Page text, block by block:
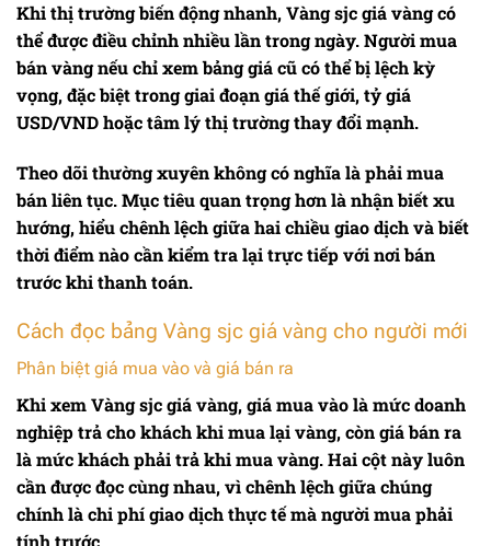
Khi thị trường biến động nhanh,Vàng sjc giá vàngcó
thể được điều chỉnh nhiều lần trong ngày. Người mua
bán vàng nếu chỉ xem bảng giá cũ có thể bị lệch kỳ
vọng, đặc biệt trong giai đoạn giá thế giới, tỷ giá
USD/VND hoặc tâm lý thị trường thay đổi mạnh.
Theo dõi thường xuyên không có nghĩa là phải mua
bán liên tục. Mục tiêu quan trọng hơn là nhận biết xu
hướng, hiểu chênh lệch giữa hai chiều giao dịch và biết
thời điểm nào cần kiểm tra lại trực tiếp với nơi bán
trước khi thanh toán.
Cách đọc bảng Vàng sjc giá vàng cho người mới
Phân biệt giá mua vào và giá bán ra
Khi xemVàng sjc giá vàng, giá mua vào là mức doanh
nghiệp trả cho khách khi mua lại vàng, còn giá bán ra
là mức khách phải trả khi mua vàng. Hai cột này luôn
cần được đọc cùng nhau, vì chênh lệch giữa chúng
chính là chi phí giao dịch thực tế mà người mua phải